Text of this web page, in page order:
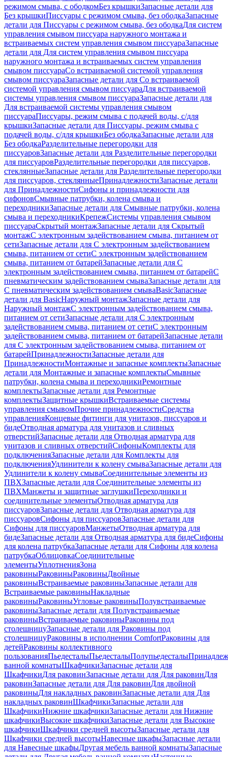
режимом смыва, с ободкомБез крышкиЗапасные детали для
Без крышкиПиссуары с режимом смыва, без ободкаЗапасные
детали для Писсуары с режимом смыва, без ободкаДля систем
управления смывом писсуара наружного монтажа и
встраиваемых систем управления смывом писсуараЗапасные
детали для Для систем управления смывом писсуара
наружного монтажа и встраиваемых систем управления
смывом писсуараСо встраиваемой системой управления
смывом писсуараЗапасные детали для Со встраиваемой
системой управления смывом писсуараДля встраиваемой
системы управления смывом писсуараЗапасные детали для
Для встраиваемой системы управления смывом
писсуараПиссуары, режим смыва с подачей воды, с/для
крышкиЗапасные детали для Писсуары, режим смыва с
подачей воды, с/для крышкиБез ободкаЗапасные детали для
Без ободкаРазделительные перегородки для
писсуаровЗапасные детали для Разделительные перегородки
для писсуаровРазделительные перегородки для писсуаров,
стеклянныеЗапасные детали для Разделительные перегородки
для писсуаров, стеклянныеПринадлежностиЗапасные детали
для ПринадлежностиСифоны и принадлежности для
сифоновСмывные патрубки, колена смыва и
переходникиЗапасные детали для Смывные патрубки, колена
смыва и переходникиКрепежСистемы управления смывом
писсуараСкрытый монтажЗапасные детали для Скрытый
монтажС электронным задействованием смыва, питанием от
сетиЗапасные детали для С электронным задействованием
смыва, питанием от сетиС электронным задействованием
смыва, питанием от батарейЗапасные детали для С
электронным задействованием смыва, питанием от батарейС
пневматическим задействованием смываЗапасные детали для
С пневматическим задействованием смываBasicЗапасные
детали для BasicНаружный монтажЗапасные детали для
Наружный монтажС электронным задействованием смыва,
питанием от сетиЗапасные детали для С электронным
задействованием смыва, питанием от сетиС электронным
задействованием смыва, питанием от батарейЗапасные детали
для С электронным задействованием смыва, питанием от
батарейПринадлежностиЗапасные детали для
ПринадлежностиМонтажные и запасные комплектыЗапасные
детали для Монтажные и запасные комплектыСмывные
патрубки, колена смыва и переходникиРемонтные
комплектыЗапасные детали для Ремонтные
комплектыЗащитные крышкиВстраиваемые системы
управления смывомПрочие принадлежностиСредства
управленияКонцевые фитинги для унитазов, писсуаров и
бидеОтводная арматура для унитазов и сливных
отверстийЗапасные детали для Отводная арматура для
унитазов и сливных отверстийСифоныКомплекты для
подключенияЗапасные детали для Комплекты для
подключенияУдлинители к колену смываЗапасные детали для
Удлинители к колену смываСоединительные элементы из
ПВХЗапасные детали для Соединительные элементы из
ПВХМанжеты и защитные заглушкиПереходники и
соединительные элементыОтводная арматура для
писсуаровЗапасные детали для Отводная арматура для
писсуаровCифоны для писсуаровЗапасные детали для
Cифоны для писсуаровМанжетыОтводная арматура для
бидеЗапасные детали для Отводная арматура для бидеСифоны
для колена патрубкаЗапасные детали для Сифоны для колена
патрубкаОблицовкаСоединительные
элементыУплотненияЗона
раковиныРаковиныРаковиныДвойные
раковиныВстраиваемые раковиныЗапасные детали для
Встраиваемые раковиныНакладные
раковиныРаковиныУгловые раковиныПолувстраиваемые
раковиныЗапасные детали для Полувстраиваемые
раковиныВстраиваемые раковиныРаковины под
столешницуЗапасные детали для Раковины под
столешницуРаковины в исполнении ComfortPаковины для
детейРаковины коллективного
пользованияПьедесталыПьедесталыПолупьедесталы
ванной комнатыШкафчикиЗапасные детали для
ШкафчикиДля раковинЗапасные детали для Для раковинДля
раковинЗапасные детали для Для раковинДля двойной
раковиныДля накладных pаковинЗапасные детали для Для
накладных pаковинШкафчикиЗапасные детали для
ШкафчикиНижние шкафчикиЗапасные детали для Нижние
шкафчикиВысокие шкафчикиЗапасные детали для Высокие
шкафчикиШкафчики средней высотыЗапасные детали для
Шкафчики средней высотыНавесные шкафыЗапасные детали
для Навесные шкафыДругая мебель ванной комнатыЗапасные